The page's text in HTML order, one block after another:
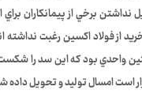
برخي از پيمانکاران براي
از فولاد اکسين رغبت نداشته